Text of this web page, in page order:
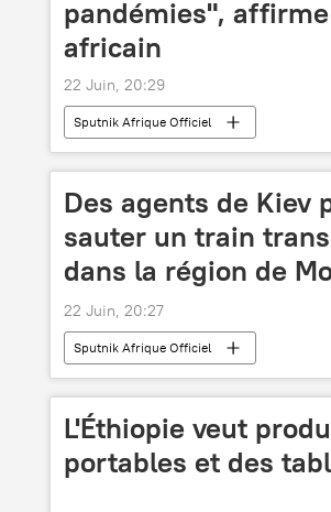
pandémies",
africain
22 Juin, 20:29
Sputnik Afrique Officiel
Des agents de Kiev
sauter un train
dans la région de
22 Juin, 20:27
Sputnik Afrique Officiel
L'Éthiopie veut
portables et des